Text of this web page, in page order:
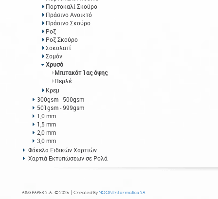
Πορτοκαλί Σκούρο
Πράσινο Ανοικτό
Πράσινο Σκούρο
Ροζ
Ροζ Σκούρο
Σοκολατί
Σομόν
Χρυσό
Μπιτακότ 1ας όψης
Περλέ
Κρεμ
300gsm - 500gsm
501gsm - 999gsm
1,0 mm
1,5 mm
2,0 mm
3,0 mm
Φάκελα Ειδικών Χαρτιών
Χαρτιά Εκτυπώσεων σε Ρολά
A&G PAPER S.A. © 2025 | Created ByNOON Informatics SA